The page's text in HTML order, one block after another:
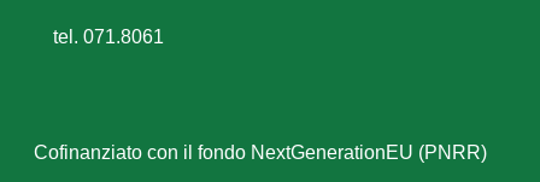
tel. 071.8061
Cofinanziato con il fondo NextGenerationEU (PNRR)